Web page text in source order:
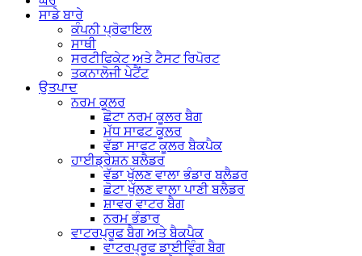
ਸਾਡੇ ਬਾਰੇ
ਕੰਪਨੀ ਪ੍ਰੋਫਾਇਲ
ਸਾਥੀ
ਸਰਟੀਫਿਕੇਟ ਅਤੇ ਟੈਸਟ ਰਿਪੋਰਟ
ਤਕਨਾਲੋਜੀ ਪੇਟੈਂਟ
ਉਤਪਾਦ
ਨਰਮ ਕੂਲਰ
ਛੋਟਾ ਨਰਮ ਕੂਲਰ ਬੈਗ
ਮੱਧ ਸਾਫਟ ਕੂਲਰ
ਵੱਡਾ ਸਾਫਟ ਕੂਲਰ ਬੈਕਪੈਕ
ਹਾਈਡ੍ਰੇਸ਼ਨ ਬਲੈਡਰ
ਵੱਡਾ ਖੁੱਲਣ ਵਾਲਾ ਭੰਡਾਰ ਬਲੈਡਰ
ਛੋਟਾ ਖੁੱਲਣ ਵਾਲਾ ਪਾਣੀ ਬਲੈਡਰ
ਸ਼ਾਵਰ ਵਾਟਰ ਬੈਗ
ਨਰਮ ਭੰਡਾਰ
ਵਾਟਰਪ੍ਰੂਫ ਬੈਗ ਅਤੇ ਬੈਕਪੈਕ
ਵਾਟਰਪ੍ਰੂਫ ਡਾਈਵਿੰਗ ਬੈਗ